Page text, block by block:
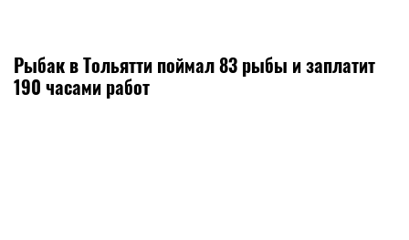
Рыбак в Тольятти поймал 83 рыбы и заплатит
190 часами работ